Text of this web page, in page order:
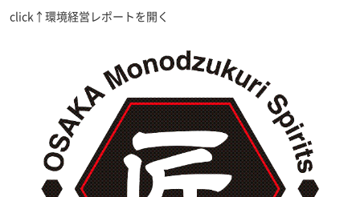
click↑環境経営レポートを開く